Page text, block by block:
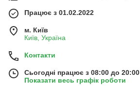
Працює з 01.02.2022
м. Київ
Київ, Україна
Контакти
Сьогодні працює з 08:00 до 20:00
Показати весь графік роботи